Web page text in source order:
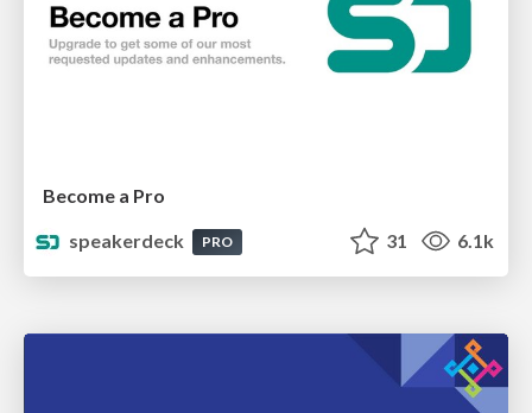
Become a Pro
speakerdeck
PRO 31 6.1k